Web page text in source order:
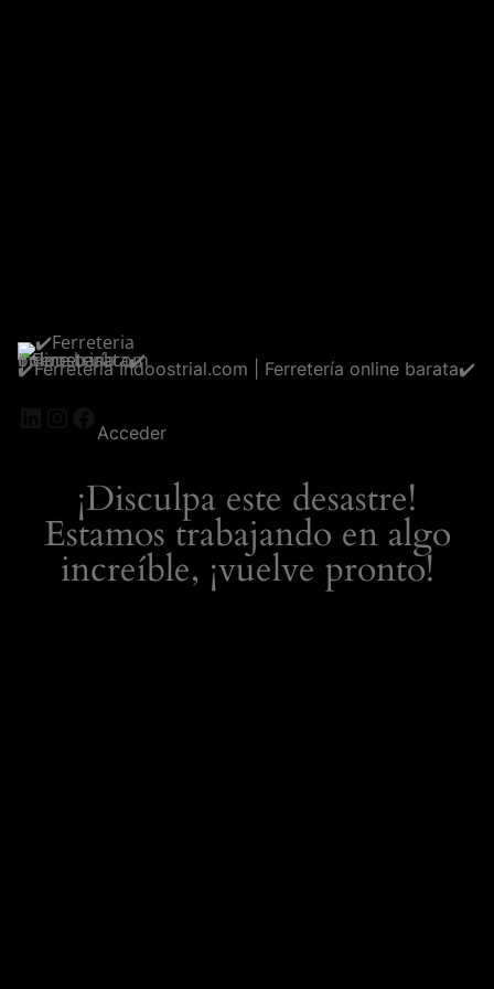
✔️Ferreteria Indoostrial.com | Ferretería online barata✔️
LinkedIn
Instagram
Facebook
Acceder
¡Disculpa este desastre!
Estamos trabajando en algo
increíble, ¡vuelve pronto!